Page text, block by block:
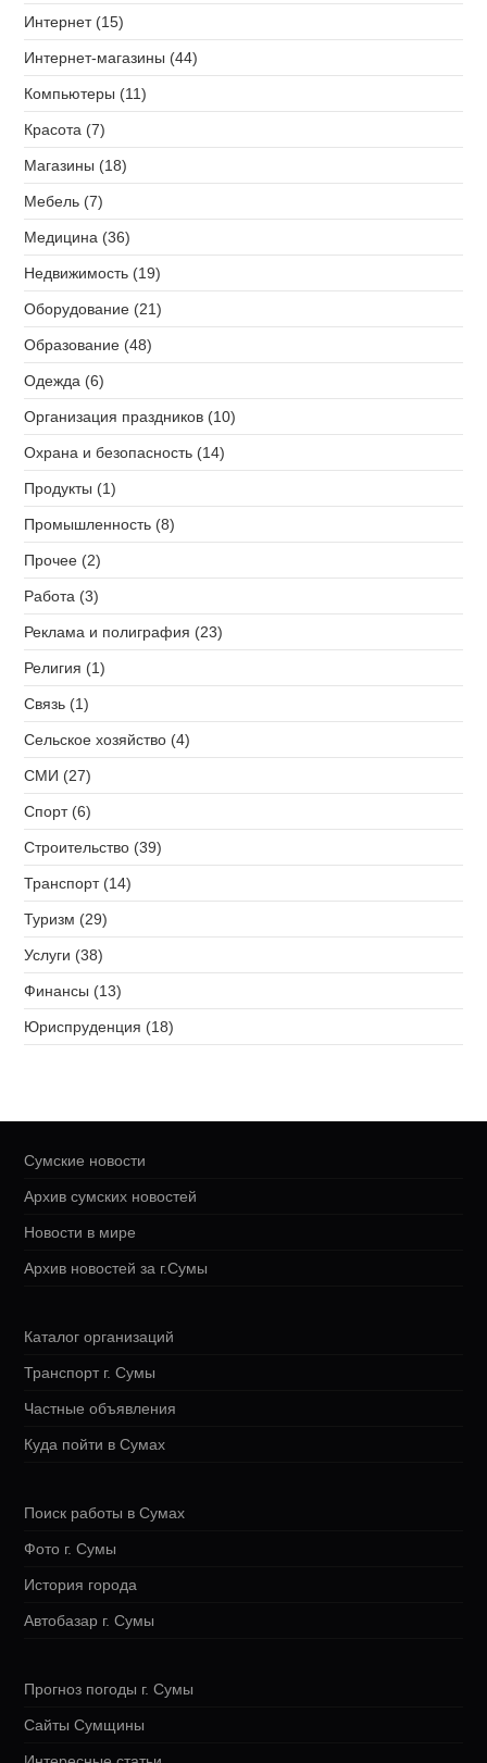
Интернет (15)
Интернет-магазины (44)
Компьютеры (11)
Красота (7)
Магазины (18)
Мебель (7)
Медицина (36)
Недвижимость (19)
Оборудование (21)
Образование (48)
Одежда (6)
Организация праздников (10)
Охрана и безопасность (14)
Продукты (1)
Промышленность (8)
Прочее (2)
Работа (3)
Реклама и полиграфия (23)
Религия (1)
Связь (1)
Сельское хозяйство (4)
СМИ (27)
Спорт (6)
Строительство (39)
Транспорт (14)
Туризм (29)
Услуги (38)
Финансы (13)
Юриспруденция (18)
Сумские новости
Архив сумских новостей
Новости в мире
Архив новостей за г.Сумы
Каталог организаций
Транспорт г. Сумы
Частные объявления
Куда пойти в Сумах
Поиск работы в Сумах
Фото г. Сумы
История города
Автобазар г. Сумы
Прогноз погоды г. Сумы
Сайты Сумщины